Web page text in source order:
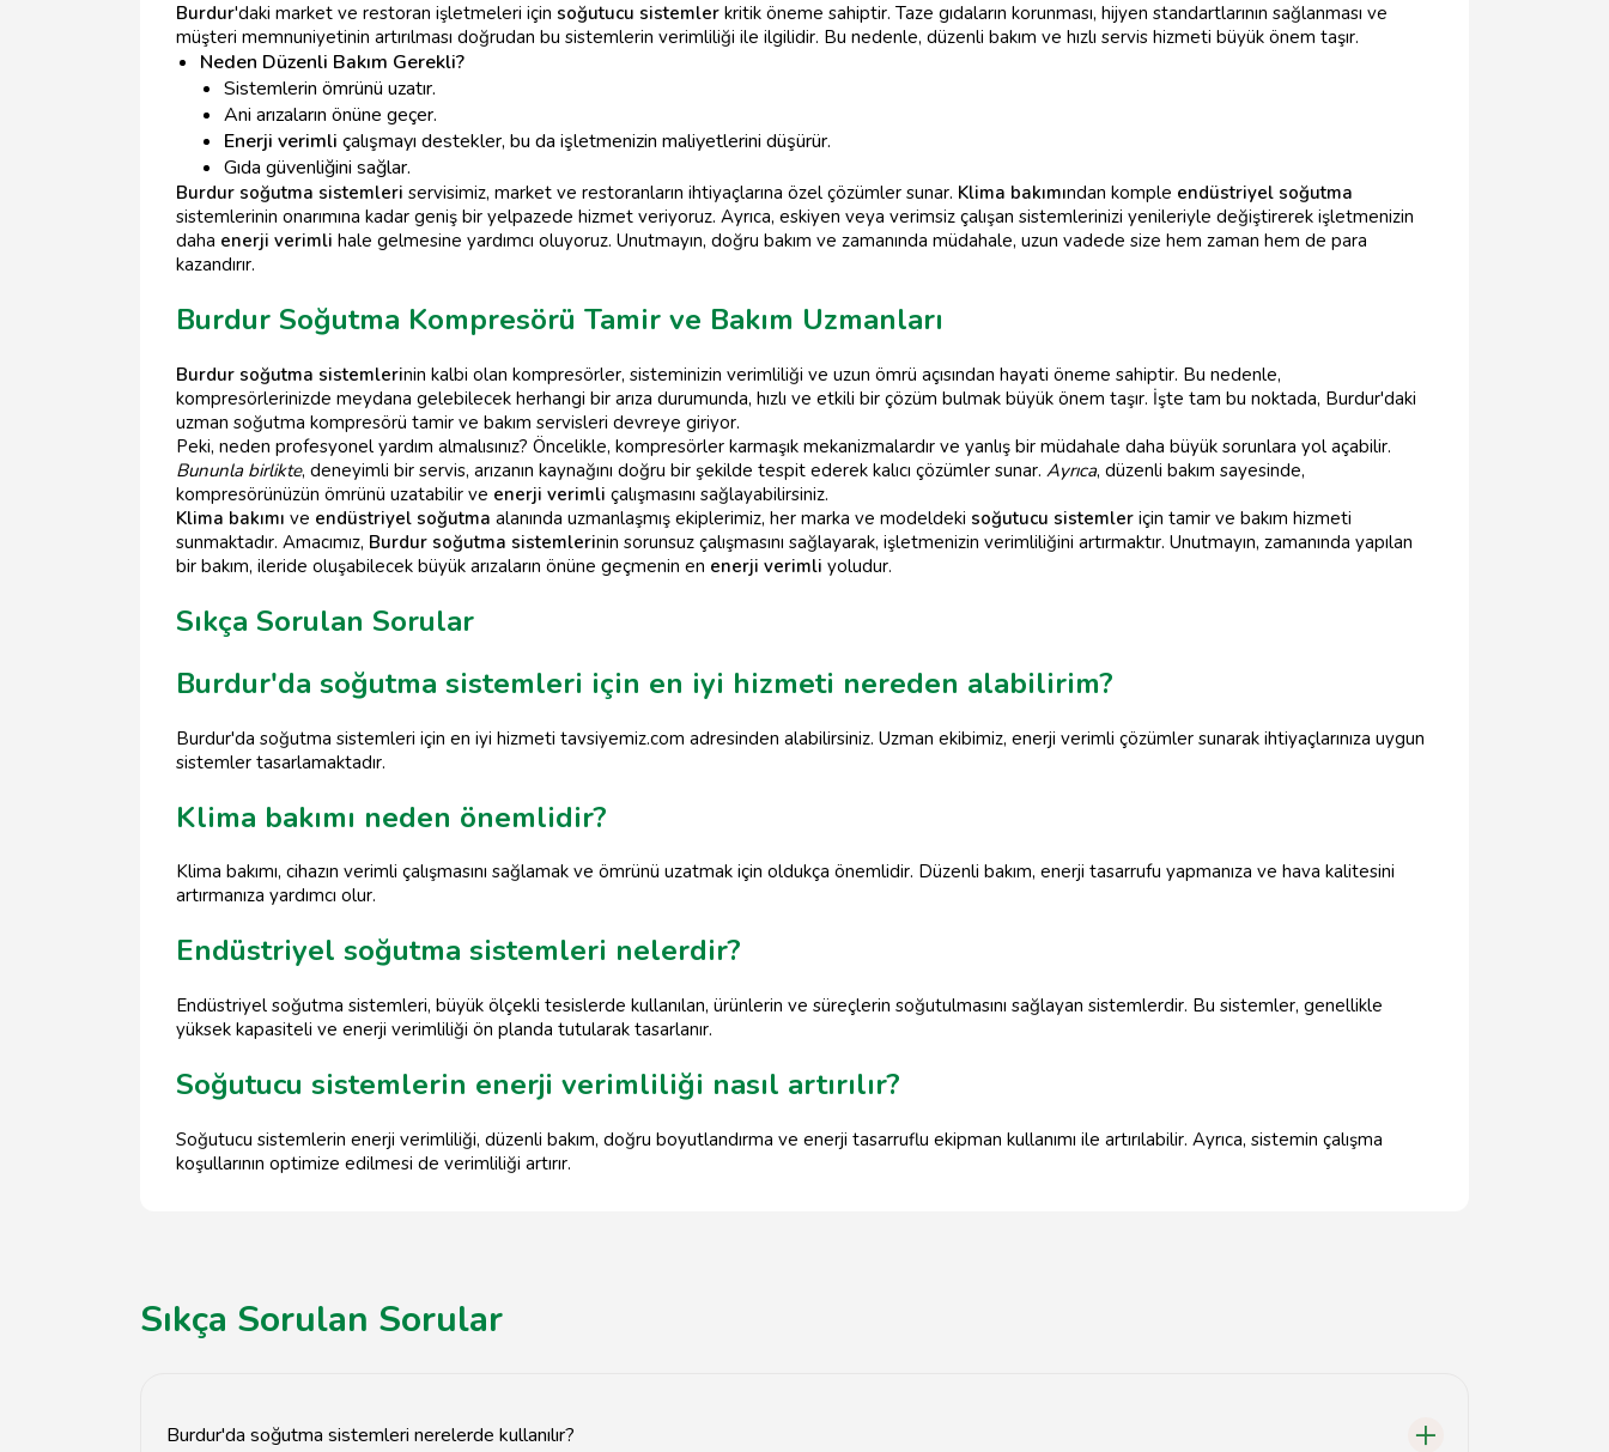
Burdur'daki market ve restoran işletmeleri için soğutucu sistemler kritik öneme sahiptir. Taze gıdaların korunması, hijyen standartlarının sağlanması ve
müşteri memnuniyetinin artırılması doğrudan bu sistemlerin verimliliği ile ilgilidir. Bu nedenle, düzenli bakım ve hızlı servis hizmeti büyük önem taşır.
Neden Düzenli Bakım Gerekli?
Sistemlerin ömrünü uzatır.
Ani arızaların önüne geçer.
Enerji verimli çalışmayı destekler, bu da işletmenizin maliyetlerini düşürür.
Gıda güvenliğini sağlar.
Burdur soğutma sistemleri servisimiz, market ve restoranların ihtiyaçlarına özel çözümler sunar. Klima bakımından komple endüstriyel soğutma
sistemlerinin onarımına kadar geniş bir yelpazede hizmet veriyoruz. Ayrıca, eskiyen veya verimsiz çalışan sistemlerinizi yenileriyle değiştirerek işletmenizin
daha enerji verimli hale gelmesine yardımcı oluyoruz. Unutmayın, doğru bakım ve zamanında müdahale, uzun vadede size hem zaman hem de para
kazandırır.
Burdur Soğutma Kompresörü Tamir ve Bakım Uzmanları
Burdur soğutma sistemlerinin kalbi olan kompresörler, sisteminizin verimliliği ve uzun ömrü açısından hayati öneme sahiptir. Bu nedenle,
kompresörlerinizde meydana gelebilecek herhangi bir arıza durumunda, hızlı ve etkili bir çözüm bulmak büyük önem taşır. İşte tam bu noktada, Burdur'daki
uzman soğutma kompresörü tamir ve bakım servisleri devreye giriyor.
Peki, neden profesyonel yardım almalısınız? Öncelikle, kompresörler karmaşık mekanizmalardır ve yanlış bir müdahale daha büyük sorunlara yol açabilir.
Bununla birlikte, deneyimli bir servis, arızanın kaynağını doğru bir şekilde tespit ederek kalıcı çözümler sunar. Ayrıca, düzenli bakım sayesinde,
kompresörünüzün ömrünü uzatabilir ve enerji verimli çalışmasını sağlayabilirsiniz.
Klima bakımı ve endüstriyel soğutma alanında uzmanlaşmış ekiplerimiz, her marka ve modeldeki soğutucu sistemler için tamir ve bakım hizmeti
sunmaktadır. Amacımız, Burdur soğutma sistemlerinin sorunsuz çalışmasını sağlayarak, işletmenizin verimliliğini artırmaktır. Unutmayın, zamanında yapılan
bir bakım, ileride oluşabilecek büyük arızaların önüne geçmenin en enerji verimli yoludur.
Sıkça Sorulan Sorular
Burdur'da soğutma sistemleri için en iyi hizmeti nereden alabilirim?
Burdur'da soğutma sistemleri için en iyi hizmeti tavsiyemiz.com adresinden alabilirsiniz. Uzman ekibimiz, enerji verimli çözümler sunarak ihtiyaçlarınıza uygun
sistemler tasarlamaktadır.
Klima bakımı neden önemlidir?
Klima bakımı, cihazın verimli çalışmasını sağlamak ve ömrünü uzatmak için oldukça önemlidir. Düzenli bakım, enerji tasarrufu yapmanıza ve hava kalitesini
artırmanıza yardımcı olur.
Endüstriyel soğutma sistemleri nelerdir?
Endüstriyel soğutma sistemleri, büyük ölçekli tesislerde kullanılan, ürünlerin ve süreçlerin soğutulmasını sağlayan sistemlerdir. Bu sistemler, genellikle
yüksek kapasiteli ve enerji verimliliği ön planda tutularak tasarlanır.
Soğutucu sistemlerin enerji verimliliği nasıl artırılır?
Soğutucu sistemlerin enerji verimliliği, düzenli bakım, doğru boyutlandırma ve enerji tasarruflu ekipman kullanımı ile artırılabilir. Ayrıca, sistemin çalışma
koşullarının optimize edilmesi de verimliliği artırır.
Sıkça Sorulan Sorular
Burdur'da soğutma sistemleri nerelerde kullanılır?